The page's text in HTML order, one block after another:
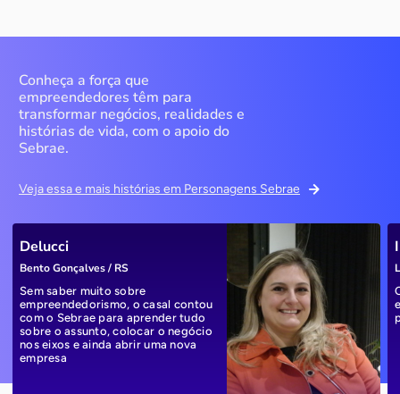
Conheça a força que
empreendedores têm para
transformar negócios, realidades e
histórias de vida, com o apoio do
Sebrae.
Veja essa e mais histórias em Personagens Sebrae
Delucci
Bento Gonçalves / RS
Sem saber muito sobre
empreendedorismo, o casal contou
com o Sebrae para aprender tudo
sobre o assunto, colocar o negócio
nos eixos e ainda abrir uma nova
empresa